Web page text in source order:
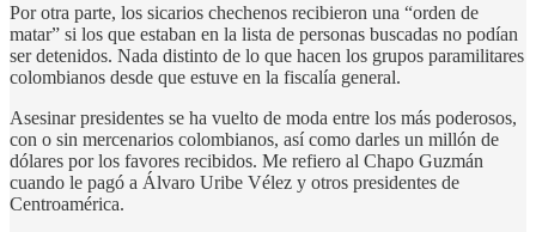
Por otra parte, los sicarios chechenos recibieron una “orden de
matar” si los que estaban en la lista de personas buscadas no podían
ser detenidos. Nada distinto de lo que hacen los grupos paramilitares
colombianos desde que estuve en la fiscalía general.
Asesinar presidentes se ha vuelto de moda entre los más poderosos,
con o sin mercenarios colombianos, así como darles un millón de
dólares por los favores recibidos. Me refiero al Chapo Guzmán
cuando le pagó a Álvaro Uribe Vélez y otros presidentes de
Centroamérica.